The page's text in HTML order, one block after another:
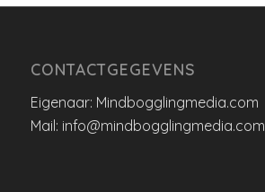
CONTACTGEGEVENS
Eigenaar: Mindbogglingmedia.com
Mail: info@mindbogglingmedia.com